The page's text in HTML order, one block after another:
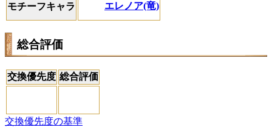
モチーフキャラ エレノア(竜)
総合評価
交換優先度 総合評価
交換優先度の基準